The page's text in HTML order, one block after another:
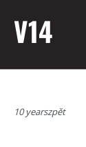
V14
10 yearszpět